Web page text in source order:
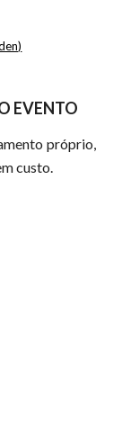
EVENTO
próprio,
custo.